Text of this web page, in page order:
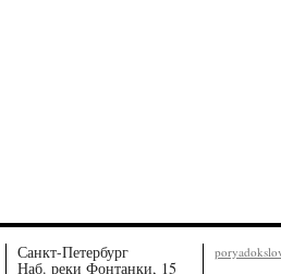
Санкт-Петербург
Наб. реки Фонтанки, 15